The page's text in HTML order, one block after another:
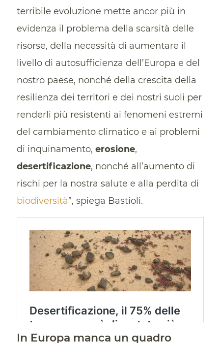
terribile evoluzione mette ancor più in
evidenza il problema della scarsità delle
risorse, della necessità di aumentare il
livello di autosufficienza dell’Europa e del
nostro paese, nonché della crescita della
resilienza dei territori e dei nostri suoli per
renderli più resistenti ai fenomeni estremi
del cambiamento climatico e ai problemi
di inquinamento, erosione,
desertificazione, nonché all’aumento di
rischi per la nostra salute e alla perdita di
biodiversità”, spiega Bastioli.
In Europa manca un quadro